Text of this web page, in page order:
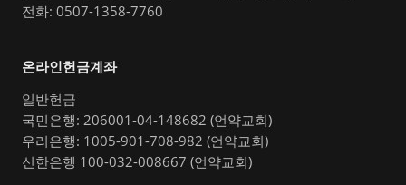
전화: 0507-1358-7760
온라인헌금계좌
일반헌금
국민은행: 206001-04-148682 (언약교회)
우리은행: 1005-901-708-982 (언약교회)
신한은행 100-032-008667 (언약교회)